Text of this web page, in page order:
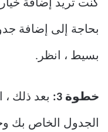
كنت تريد إضافة
بحاجة إلى إضافة
بسيط ، انظر.
خطوة 3: بعد ذلك ،
الجدول الخاص بك